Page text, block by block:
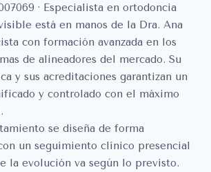
· Especialista en ortodoncia
está en manos de la Dra. Ana
con formación avanzada en los
de alineadores del mercado. Su
y sus acreditaciones garantizan un
y controlado con el máximo
se diseña de forma
un seguimiento clínico presencial
la evolución va según lo previsto.